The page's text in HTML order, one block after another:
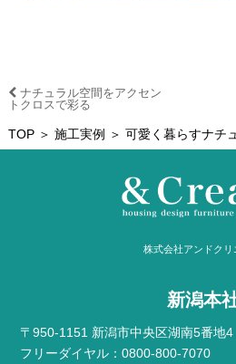
ナチュラル空間をアクセン
トクロスで彩る
TOP＞ 施工実例 ＞ 可愛く暮らすナチ
株式会社アンドクリ
新潟本
〒950-1151 新潟市中央区湖南5番地4
フリーダイヤル：0800-800-7070